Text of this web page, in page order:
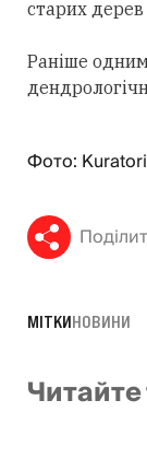
старих
Раніше одним
Фото:
МІТКИНОВИНИ